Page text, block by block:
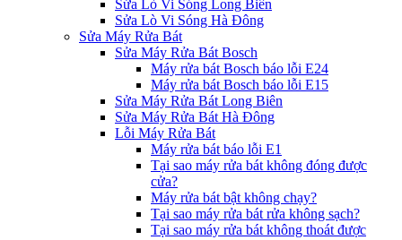
Sửa Lò Vi Sóng Long Biên
Sửa Lò Vi Sóng Hà Đông
Sửa Máy Rửa Bát
Sửa Máy Rửa Bát Bosch
Máy rửa bát Bosch báo lỗi E24
Máy rửa bát Bosch báo lỗi E15
Sửa Máy Rửa Bát Long Biên
Sửa Máy Rửa Bát Hà Đông
Lỗi Máy Rửa Bát
Máy rửa bát báo lỗi E1
Tại sao máy rửa bát không đóng được
cửa?
Máy rửa bát bật không chạy?
Tại sao máy rửa bát rửa không sạch?
Tại sao máy rửa bát không thoát được